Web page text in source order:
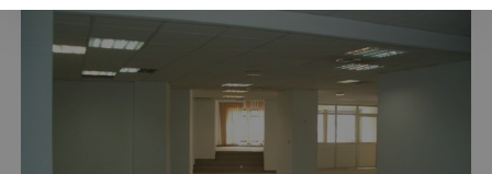
Menos reciente
Baratos